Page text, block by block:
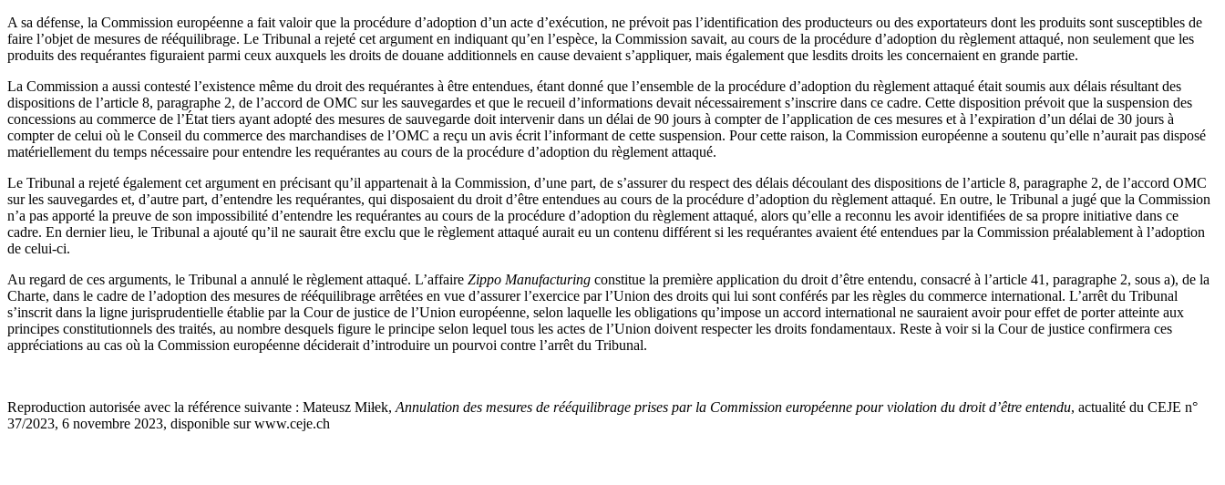
A sa défense, la Commission européenne a fait valoir que la procédure d’adoption d’un acte d’exécution, ne prévoit pas l’identification des producteurs ou des exportateurs dont les produits sont susceptibles de
faire l’objet de mesures de rééquilibrage. Le Tribunal a rejeté cet argument en indiquant qu’en l’espèce, la Commission savait, au cours de la procédure d’adoption du règlement attaqué, non seulement que les
produits des requérantes figuraient parmi ceux auxquels les droits de douane additionnels en cause devaient s’appliquer, mais également que lesdits droits les concernaient en grande partie.
La Commission a aussi contesté l’existence même du droit des requérantes à être entendues, étant donné que l’ensemble de la procédure d’adoption du règlement attaqué était soumis aux délais résultant des
dispositions de l’article 8, paragraphe 2, de l’accord de OMC sur les sauvegardes et que le recueil d’informations devait nécessairement s’inscrire dans ce cadre. Cette disposition prévoit que la suspension des
concessions au commerce de l’État tiers ayant adopté des mesures de sauvegarde doit intervenir dans un délai de 90 jours à compter de l’application de ces mesures et à l’expiration d’un délai de 30 jours à
compter de celui où le Conseil du commerce des marchandises de l’OMC a reçu un avis écrit l’informant de cette suspension. Pour cette raison, la Commission européenne a soutenu qu’elle n’aurait pas disposé
matériellement du temps nécessaire pour entendre les requérantes au cours de la procédure d’adoption du règlement attaqué.
Le Tribunal a rejeté également cet argument en précisant qu’il appartenait à la Commission, d’une part, de s’assurer du respect des délais découlant des dispositions de l’article 8, paragraphe 2, de l’accord OMC
sur les sauvegardes et, d’autre part, d’entendre les requérantes, qui disposaient du droit d’être entendues au cours de la procédure d’adoption du règlement attaqué. En outre, le Tribunal a jugé que la Commission
n’a pas apporté la preuve de son impossibilité d’entendre les requérantes au cours de la procédure d’adoption du règlement attaqué, alors qu’elle a reconnu les avoir identifiées de sa propre initiative dans ce
cadre. En dernier lieu, le Tribunal a ajouté qu’il ne saurait être exclu que le règlement attaqué aurait eu un contenu différent si les requérantes avaient été entendues par la Commission préalablement à l’adoption
de celui-ci.
Au regard de ces arguments, le Tribunal a annulé le règlement attaqué. L’affaire Zippo Manufacturing constitue la première application du droit d’être entendu, consacré à l’article 41, paragraphe 2, sous a), de la
Charte, dans le cadre de l’adoption des mesures de rééquilibrage arrêtées en vue d’assurer l’exercice par l’Union des droits qui lui sont conférés par les règles du commerce international. L’arrêt du Tribunal
s’inscrit dans la ligne jurisprudentielle établie par la Cour de justice de l’Union européenne, selon laquelle les obligations qu’impose un accord international ne sauraient avoir pour effet de porter atteinte aux
principes constitutionnels des traités, au nombre desquels figure le principe selon lequel tous les actes de l’Union doivent respecter les droits fondamentaux. Reste à voir si la Cour de justice confirmera ces
appréciations au cas où la Commission européenne déciderait d’introduire un pourvoi contre l’arrêt du Tribunal.
Reproduction autorisée avec la référence suivante : Mateusz Miłek, Annulation des mesures de rééquilibrage prises par la Commission européenne pour violation du droit d’être entendu, actualité du CEJE n°
37/2023, 6 novembre 2023, disponible sur www.ceje.ch